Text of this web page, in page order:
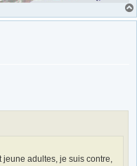
jeune adultes, je suis contre,